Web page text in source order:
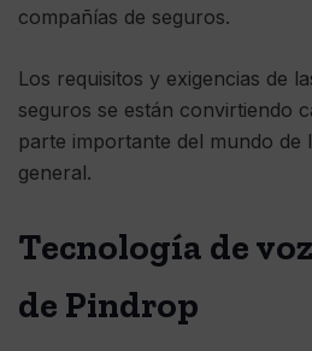
compañías de seguros.
Los requisitos y exigencias de
seguros se están convirtiendo
parte importante del mundo de
general.
Tecnología de
de Pindrop